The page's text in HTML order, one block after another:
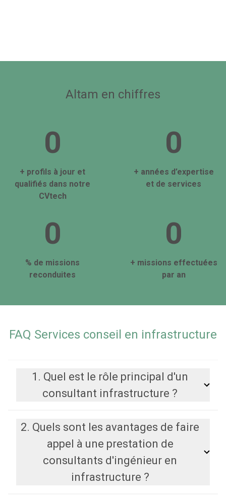
Altam en chiffres
0
+ profils à jour et
qualifiés dans notre
CVtech
0
+ années d’expertise
et de services
0
% de missions
reconduites
0
+ missions effectuées
par an
FAQ Services conseil en infrastructure
1. Quel est le rôle principal d'un
consultant infrastructure ?
2. Quels sont les avantages de faire
appel à une prestation de
consultants d'ingénieur en
infrastructure ?